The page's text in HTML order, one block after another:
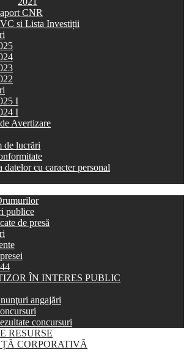
CNR
si Lista Investiții
I
I
Avertizare
de lucrări
datelor cu caracter personal
publice
de presă
ÎN INTERES PUBLIC
angajări
concursuri
RESURSE
CORPORATIVĂ